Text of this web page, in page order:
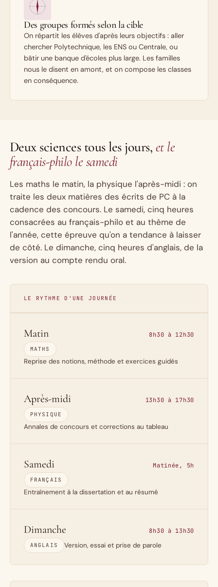
Des groupes formés selon la cible
On répartit les élèves d'après leurs objectifs : aller
chercher Polytechnique, les ENS ou Centrale, ou
bâtir une banque d'écoles plus large. Les familles
nous le disent en amont, et on compose les classes
en conséquence.
Deux sciences tous les jours, et le
français-philo le samedi
Les maths le matin, la physique l'après-midi : on
traite les deux matières des écrits de PC à la
cadence des concours. Le samedi, cinq heures
consacrées au français-philo et au thème de
l'année, cette épreuve qu'on a tendance à laisser
de côté. Le dimanche, cinq heures d'anglais, de la
version au compte rendu oral.
LE RYTHME D'UNE JOURNÉE
Matin 8h30 à 12h30
MATHS
Reprise des notions, méthode et exercices guidés
Après-midi 13h30 à 17h30
PHYSIQUE
Annales de concours et corrections au tableau
Samedi Matinée, 5h
FRANÇAIS
Entraînement à la dissertation et au résumé
Dimanche 8h30 à 13h30
ANGLAIS Version, essai et prise de parole